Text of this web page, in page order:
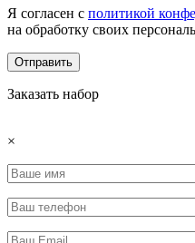
Я согласен с политикой
на обработку своих
Заказать набор
×